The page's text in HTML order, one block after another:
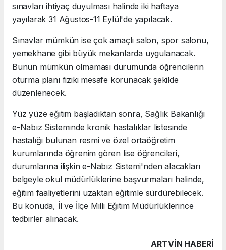
sınavları ihtiyaç duyulması halinde iki haftaya
yayılarak 31 Ağustos-11 Eylül'de yapılacak.
Sınavlar mümkün ise çok amaçlı salon, spor salonu,
yemekhane gibi büyük mekanlarda uygulanacak.
Bunun mümkün olmaması durumunda öğrencilerin
oturma planı fiziki mesafe korunacak şekilde
düzenlenecek.
Yüz yüze eğitim başladıktan sonra, Sağlık Bakanlığı
e-Nabız Sisteminde kronik hastalıklar listesinde
hastalığı bulunan resmi ve özel ortaöğretim
kurumlarında öğrenim gören lise öğrencileri,
durumlarına ilişkin e-Nabız Sistemi'nden alacakları
belgeyle okul müdürlüklerine başvurmaları halinde,
eğitim faaliyetlerini uzaktan eğitimle sürdürebilecek.
Bu konuda, İl ve İlçe Milli Eğitim Müdürlüklerince
tedbirler alınacak.
ARTVIN HABERİ